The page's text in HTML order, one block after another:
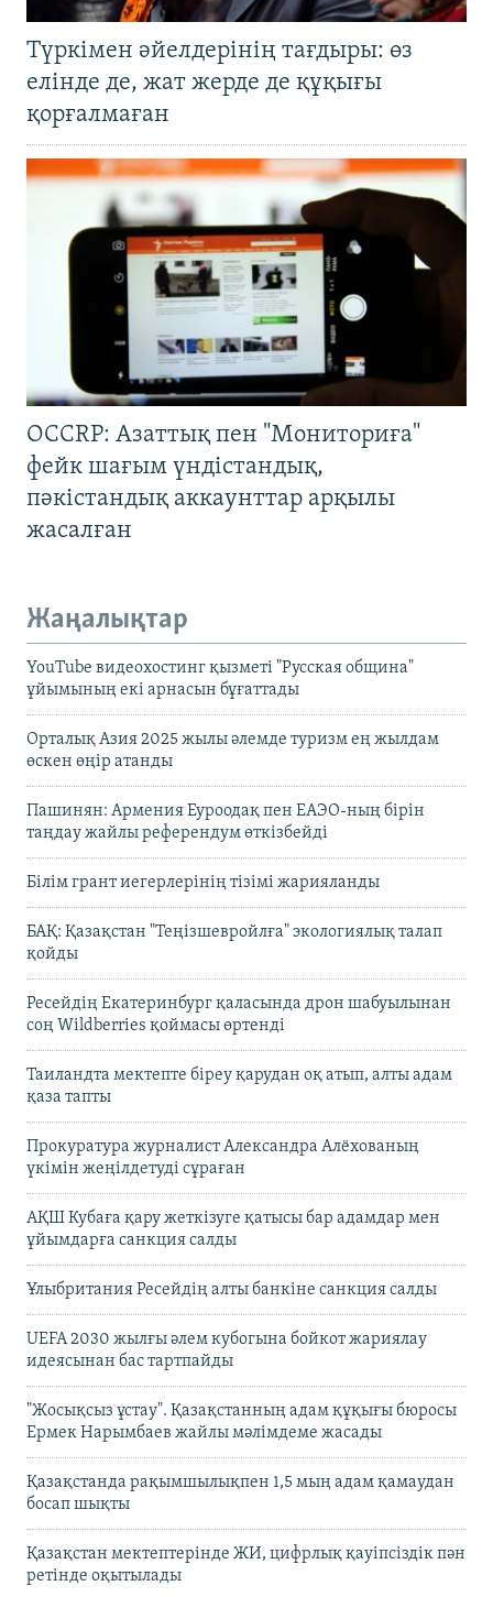
Түркімен әйелдерінің тағдыры: өз
елінде де, жат жерде де құқығы
қорғалмаған
OCCRP: Азаттық пен "Мониториға"
фейк шағым үндістандық,
пәкістандық аккаунттар арқылы
жасалған
Жаңалықтар
YouTube видеохостинг қызметі "Русская община"
ұйымының екі арнасын бұғаттады
Орталық Азия 2025 жылы әлемде туризм ең жылдам
өскен өңір атанды
Пашинян: Армения Еуроодақ пен ЕАЭО-ның бірін
таңдау жайлы референдум өткізбейді
Білім грант иегерлерінің тізімі жарияланды
БАҚ: Қазақстан "Теңізшевройлға" экологиялық талап
қойды
Ресейдің Екатеринбург қаласында дрон шабуылынан
соң Wildberries қоймасы өртенді
Таиландта мектепте біреу қарудан оқ атып, алты адам
қаза тапты
Прокуратура журналист Александра Алёхованың
үкімін жеңілдетуді сұраған
АҚШ Кубаға қару жеткізуге қатысы бар адамдар мен
ұйымдарға санкция салды
Ұлыбритания Ресейдің алты банкіне санкция салды
UEFA 2030 жылғы әлем кубогына бойкот жариялау
идеясынан бас тартпайды
"Жосықсыз ұстау". Қазақстанның адам құқығы бюросы
Ермек Нарымбаев жайлы мәлімдеме жасады
Қазақстанда рақымшылықпен 1,5 мың адам қамаудан
босап шықты
Қазақстан мектептерінде ЖИ, цифрлық қауіпсіздік пән
ретінде оқытылады